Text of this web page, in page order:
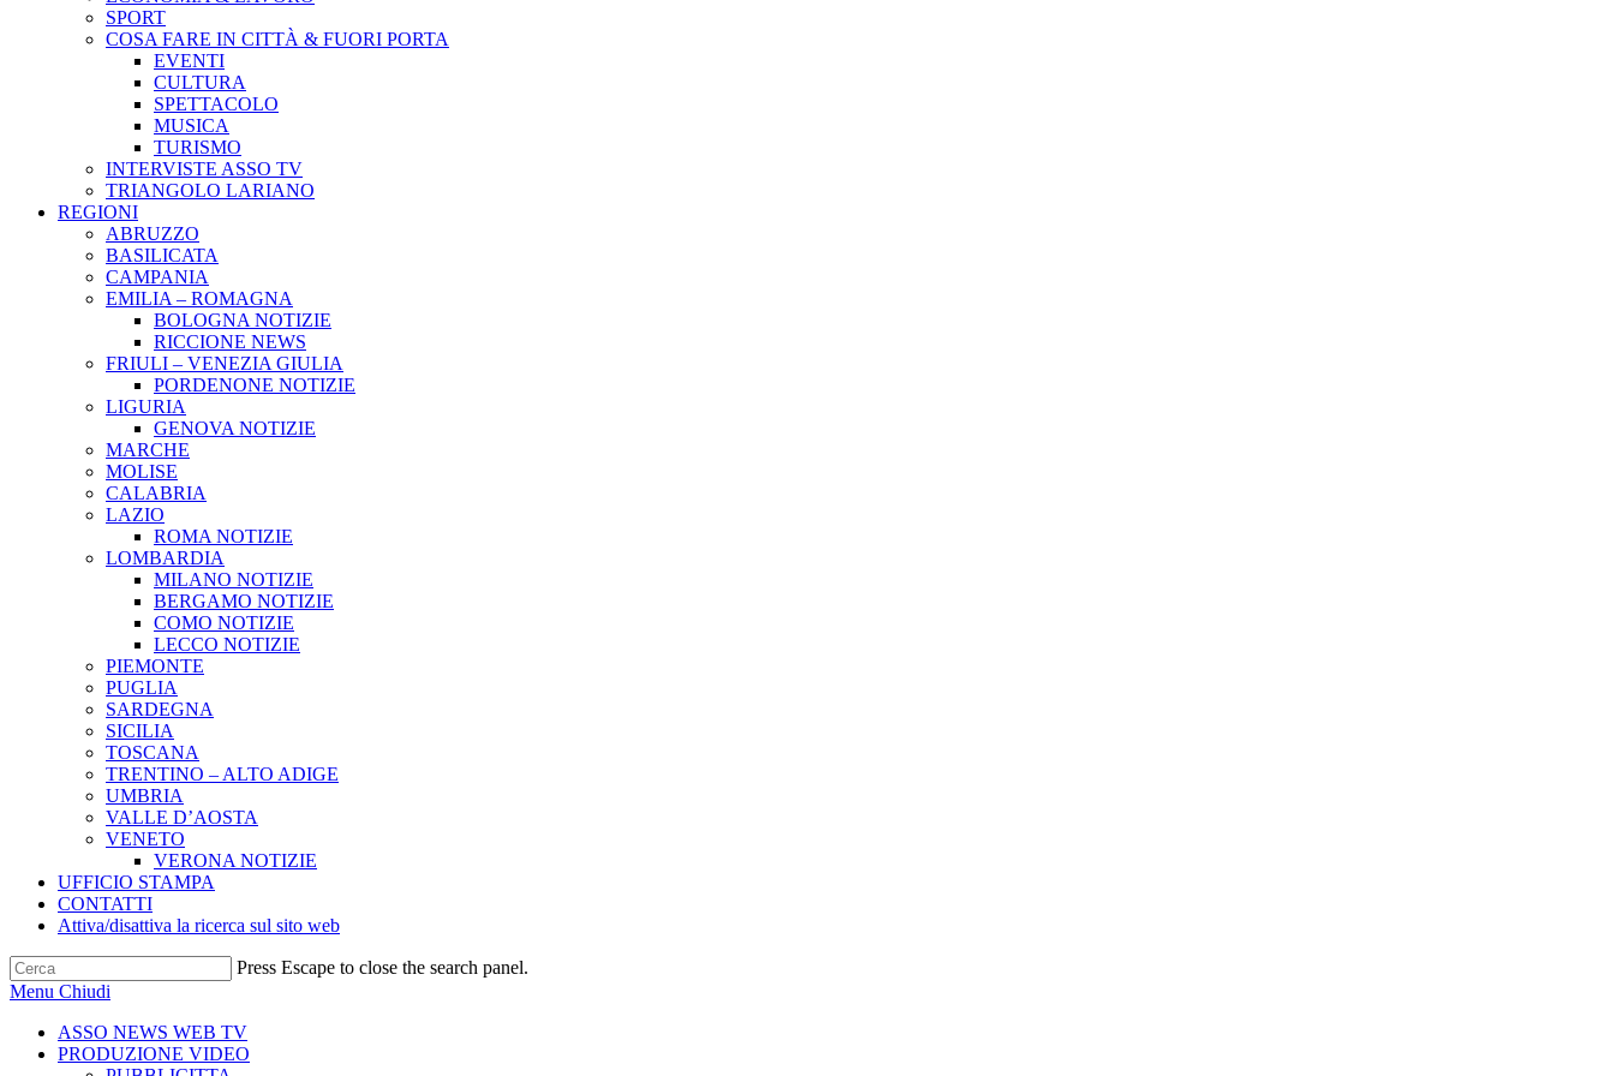
SPORT
COSA FARE IN CITTÀ & FUORI PORTA
EVENTI
CULTURA
SPETTACOLO
MUSICA
TURISMO
INTERVISTE ASSO TV
TRIANGOLO LARIANO
REGIONI
ABRUZZO
BASILICATA
CAMPANIA
EMILIA – ROMAGNA
BOLOGNA NOTIZIE
RICCIONE NEWS
FRIULI – VENEZIA GIULIA
PORDENONE NOTIZIE
LIGURIA
GENOVA NOTIZIE
MARCHE
MOLISE
CALABRIA
LAZIO
ROMA NOTIZIE
LOMBARDIA
MILANO NOTIZIE
BERGAMO NOTIZIE
COMO NOTIZIE
LECCO NOTIZIE
PIEMONTE
PUGLIA
SARDEGNA
SICILIA
TOSCANA
TRENTINO – ALTO ADIGE
UMBRIA
VALLE D’AOSTA
VENETO
VERONA NOTIZIE
UFFICIO STAMPA
CONTATTI
Attiva/disattiva la ricerca sul sito web
Press Escape to close the search panel.
Menu Chiudi
ASSO NEWS WEB TV
PRODUZIONE VIDEO